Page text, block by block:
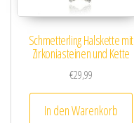
Schmetterling Halskette mit
Zirkoniasteinen und Kette
€29,99
In den Warenkorb